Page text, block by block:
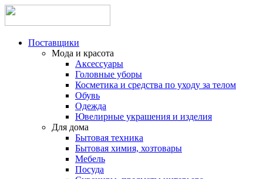
Поставщики
Мода и красота
Аксессуары
Головные уборы
Косметика и средства по уходу за телом
Обувь
Одежда
Ювелирные украшения и изделия
Для дома
Бытовая техника
Бытовая химия, хозтовары
Мебель
Посуда